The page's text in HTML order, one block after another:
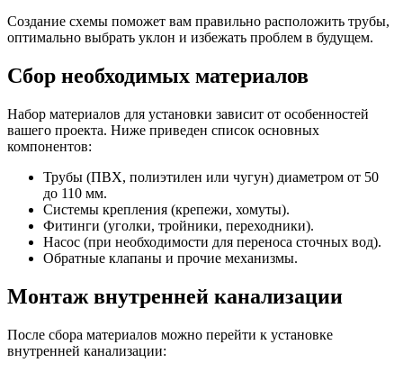
Создание схемы поможет вам правильно расположить трубы,
оптимально выбрать уклон и избежать проблем в будущем.
Сбор необходимых материалов
Набор материалов для установки зависит от особенностей
вашего проекта. Ниже приведен список основных
компонентов:
Трубы (ПВХ, полиэтилен или чугун) диаметром от 50
до 110 мм.
Системы крепления (крепежи, хомуты).
Фитинги (уголки, тройники, переходники).
Насос (при необходимости для переноса сточных вод).
Обратные клапаны и прочие механизмы.
Монтаж внутренней канализации
После сбора материалов можно перейти к установке
внутренней канализации: